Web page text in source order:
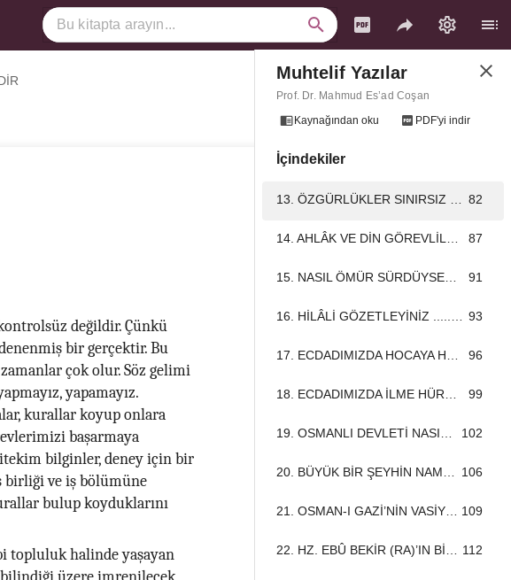
Muhtelif Yazılar
Prof. Dr. Mahmud Es’ad Coşan
Kaynağından oku
PDF'yi indir
İçindekiler
70
11. NÂBÎ’NİN TUHFE-İ HARAMEYN’İNDEN BİR ŞİİR ................................................................................................................................... 73
82
87
91
93
96
99
102
106
109
112
değildir. Çünkü
bir gerçektir. Bu
çok olur. Söz gelimi
yapamayız.
kurallar koyup onlara
başarmaya
bilginler, deney için bir
birliği ve iş bölümüne
bulup koyduklarını
topluluk halinde yaşayan